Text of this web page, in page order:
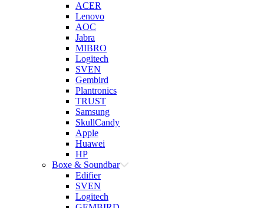
ACER
Lenovo
AOC
Jabra
MIBRO
Logitech
SVEN
Gembird
Plantronics
TRUST
Samsung
SkullCandy
Apple
Huawei
HP
Boxe & Soundbar
Edifier
SVEN
Logitech